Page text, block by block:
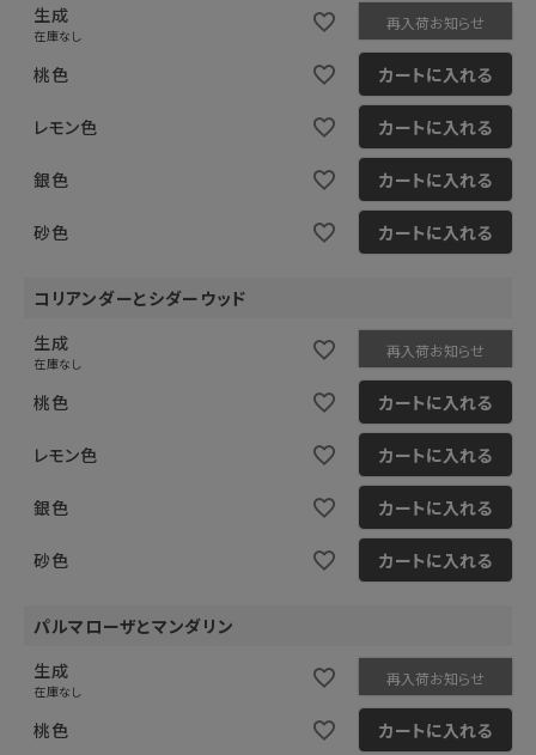
生成
在庫なし
再入荷お知らせ
桃色 カートに入れる
レモン色 カートに入れる
銀色 カートに入れる
砂色 カートに入れる
コリアンダーとシダーウッド
生成
在庫なし
再入荷お知らせ
桃色 カートに入れる
レモン色 カートに入れる
銀色 カートに入れる
砂色 カートに入れる
パルマローザとマンダリン
生成
在庫なし
再入荷お知らせ
桃色 カートに入れる